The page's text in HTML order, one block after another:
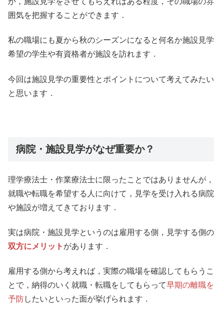
囲気を把握することができます．
私の職場にも夏から秋のシーズンになると何名か施設見学
希望の学生や有資格者が施設を訪れます．
今回は施設見学の重要性とポイントについて考えてみたい
と思います．
病院・施設見学がなぜ重要か？
理学療法士・作業療法士に限ったことではありませんが，
就職や転職を希望する人に向けて，見学を受け入れる病院
や施設が増えてきております．
実は病院・施設見学というのは雇用する側，見学する側の
双方にメリット があります．
雇用する側から考えれば，実際の職場を確認してもらうこ
とで，納得のいく就職・転職をしてもらって早期の離職を
予防したいといった面が挙げられます．